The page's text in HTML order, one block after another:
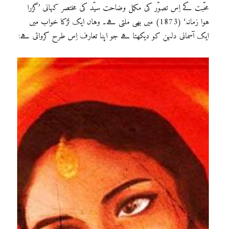
محّبت کے اِس تصوّر کی مکمل وضاحت سیّد کی مختصر کہانی ’گزرا
ہوا زمانہ‘ (1873) میں بھی ملتی ہے۔ وہاں ایک لڑکا خواب میں
ایک آسمانی دلہن کو دیکھتا ہے جو اپنا تعارف اِس طرح کرواتی ہے: